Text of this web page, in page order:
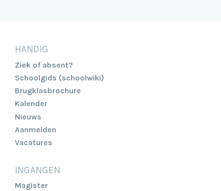
HANDIG
Ziek of absent?
Schoolgids (schoolwiki)
Brugklasbrochure
Kalender
Nieuws
Aanmelden
Vacatures
INGANGEN
Magister